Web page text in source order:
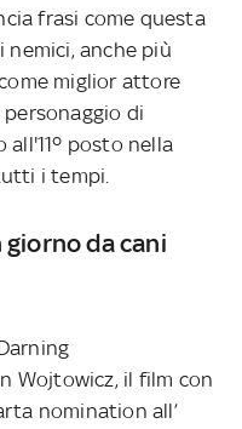
frasi come questa
nemici, anche più
miglior attore
di
all'11º posto nella
i tempi.
giorno da cani
Wojtowicz, il film con
nomination all’